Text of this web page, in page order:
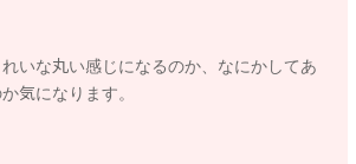
いな丸い感じになるのか、なにかしてあ
気になります。